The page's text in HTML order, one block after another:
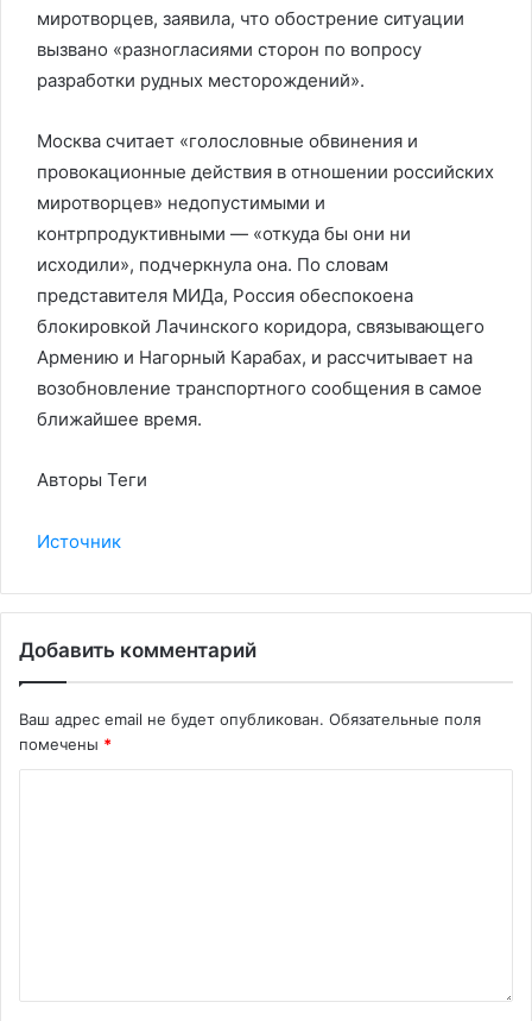
миротворцев, заявила, что обострение ситуации
вызвано «разногласиями сторон по вопросу
разработки рудных месторождений».
Москва считает «голословные обвинения и
провокационные действия в отношении российских
миротворцев» недопустимыми и
контрпродуктивными — «откуда бы они ни
исходили», подчеркнула она. По словам
представителя МИДа, Россия обеспокоена
блокировкой Лачинского коридора, связывающего
Армению и Нагорный Карабах, и рассчитывает на
возобновление транспортного сообщения в самое
ближайшее время.
Авторы Теги
Источник
Добавить комментарий
Ваш адрес email не будет опубликован. Обязательные поля
помечены *